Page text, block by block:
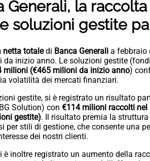
Generali, la
soluzioni gestite
netta totaledi Banca Generali a febbraio
da inizio anno. Le soluzioni gestite
milioni (€465 milioni da inizio anno)
volatilità dei mercati finanziari.
gestite, si è registrato un risultato
Solution) con €114 milioni raccolti nel
gestite). Il risultato premia la
per stili di gestione, che consente una
dei nostri clienti.
è inoltre registrato un aumento della